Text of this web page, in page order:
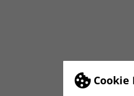
Cookie